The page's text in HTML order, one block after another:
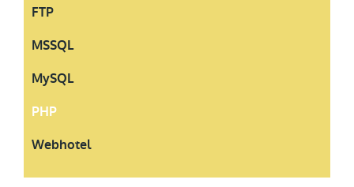
FTP
MSSQL
MySQL
PHP
Webhotel